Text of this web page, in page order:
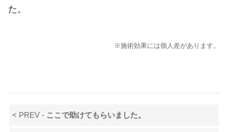
た。
※施術効果には個人差があります。
< PREV - ここで助けてもらいました。